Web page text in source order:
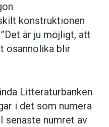
konstruktionen
är ju möjligt, att
osannolika blir
Litteraturbanken
i det som numera
senaste numret av